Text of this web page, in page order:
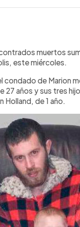
muertos
este miércoles.
condado de Marion
27 años y sus tres
Holland, de 1 año.